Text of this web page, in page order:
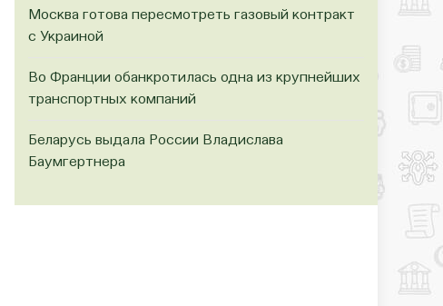
Москва готова пересмотреть газовый контракт
с Украиной
Во Франции обанкротилась одна из крупнейших
транспортных компаний
Беларусь выдала России Владислава
Баумгертнера